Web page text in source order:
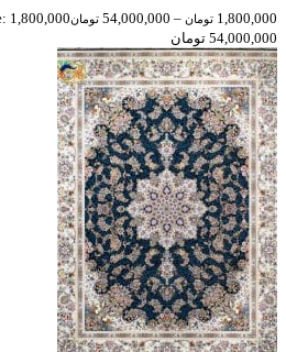
1,800,000 تومان –
54,000,000 تومان
54,000,000 تومان